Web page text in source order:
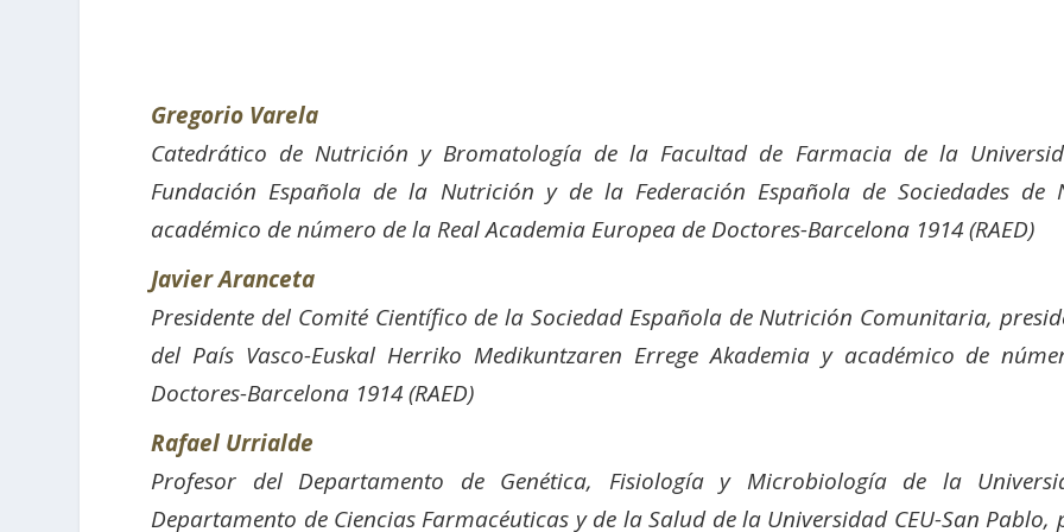
Gregorio Varela
Catedrático de Nutrición y Bromatología de la Facultad de Farmacia de la
Fundación Española de la Nutrición y de la Federación Española de Sociedades
académico de número de la Real Academia Europea de Doctores-Barcelona 1914 (RAED)
Javier Aranceta
Presidente del Comité Científico de la Sociedad Española de Nutrición Comunitaria,
del País Vasco-Euskal Herriko Medikuntzaren Errege Akademia y académico de
Doctores-Barcelona 1914 (RAED)
Rafael Urrialde
Profesor del Departamento de Genética, Fisiología y Microbiología de la
Departamento de Ciencias Farmacéuticas y de la Salud de la Universidad CEU-San